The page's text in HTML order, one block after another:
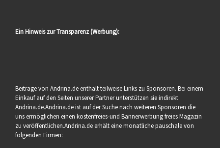
Ein Hinweis zur Transparenz (Werbung):
Beiträge von Andrina.de enthält teilweise Links zu Sponsoren. Bei einem
Einkauf auf den Seiten unserer Partner unterstützen sie indirekt
Andrina.de.Andrina.de ist auf der Suche nach weiteren Sponsoren die
uns ermöglichen einen kostenfreies-und Bannerwerbung freies Magazin
zu veröffentlichen.Andrina.de erhält eine monatliche pauschale von
folgenden Firmen: